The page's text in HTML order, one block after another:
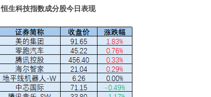
恒生科技指数成分股今日表现